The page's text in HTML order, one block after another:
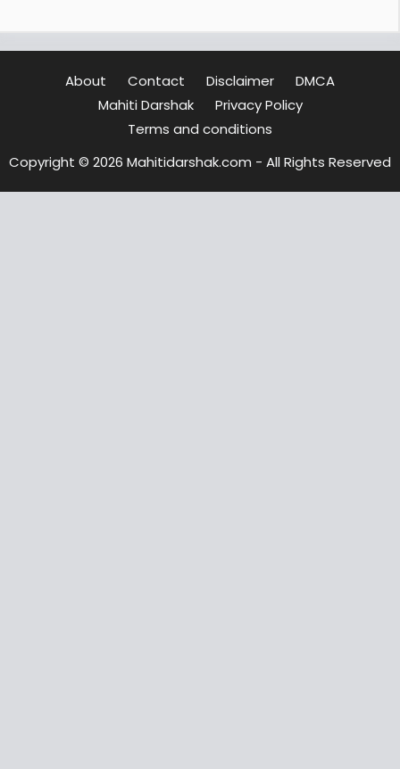
About Contact Disclaimer
DMCA
Mahiti Darshak
Privacy Policy
Terms and conditions
Copyright © 2026 Mahitidarshak.com - All Rights Reserved